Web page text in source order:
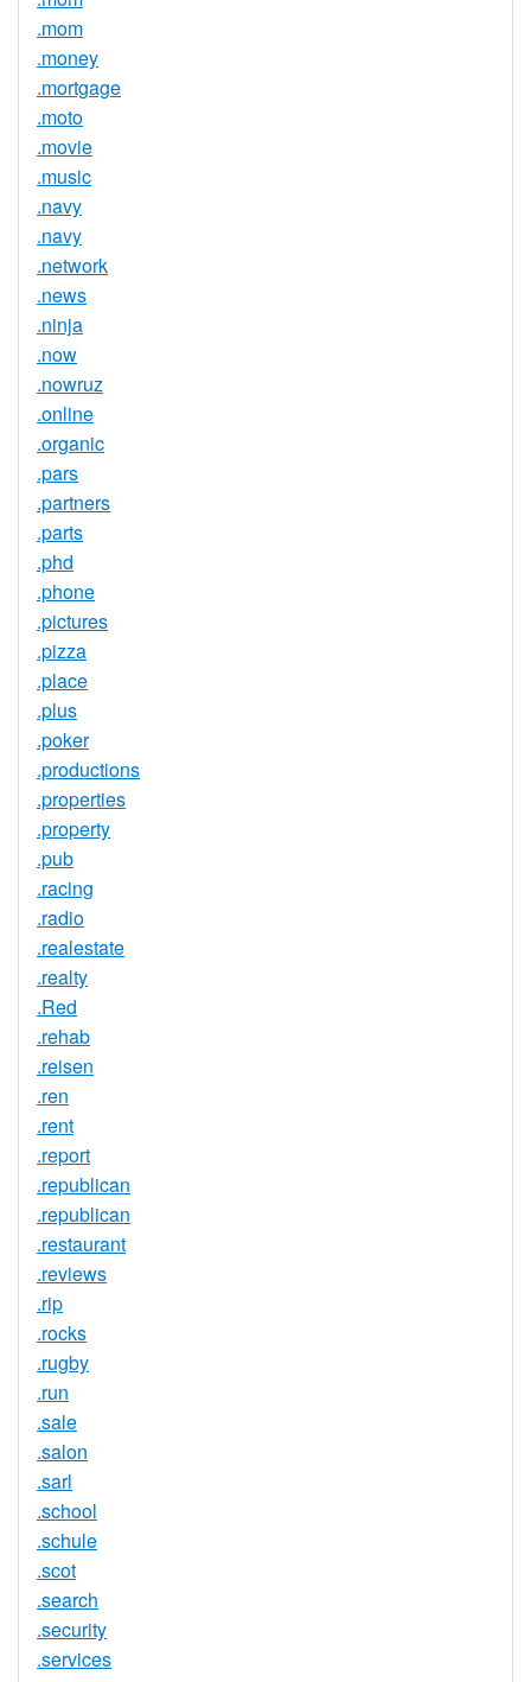
.mom
.money
.mortgage
.moto
.movie
.music
.navy
.navy
.network
.news
.ninja
.now
.nowruz
.online
.organic
.pars
.partners
.parts
.phd
.phone
.pictures
.pizza
.place
.plus
.poker
.productions
.properties
.property
.pub
.racing
.radio
.realestate
.realty
.Red
.rehab
.reisen
.ren
.rent
.report
.republican
.republican
.restaurant
.reviews
.rip
.rocks
.rugby
.run
.sale
.salon
.sarl
.school
.schule
.scot
.search
.security
.services